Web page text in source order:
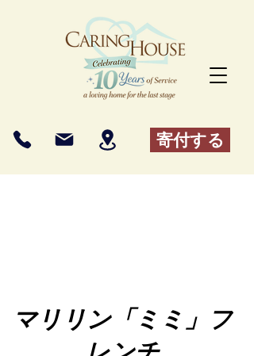
寄付する
マリリン「ミミ」フ